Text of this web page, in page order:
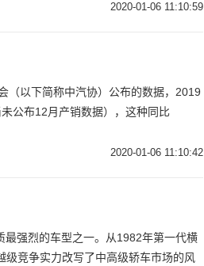
2020-01-06 11:10:59
（以下简称中汽协）公布的数据，2019
公布12月产销数据），这种同比
2020-01-06 11:10:42
强烈的车型之一。从1982年第一代横
竞争实力改写了中高级轿车市场的风